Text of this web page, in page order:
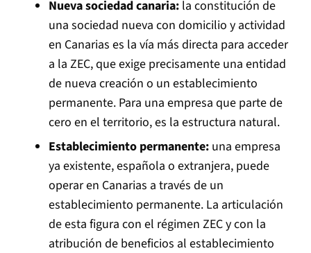
Nueva sociedad canaria: la constitución de
una sociedad nueva con domicilio y actividad
en Canarias es la vía más directa para acceder
a la ZEC, que exige precisamente una entidad
de nueva creación o un establecimiento
permanente. Para una empresa que parte de
cero en el territorio, es la estructura natural.
Establecimiento permanente: una empresa
ya existente, española o extranjera, puede
operar en Canarias a través de un
establecimiento permanente. La articulación
de esta figura con el régimen ZEC y con la
atribución de beneficios al establecimiento